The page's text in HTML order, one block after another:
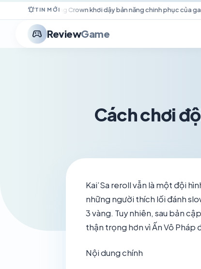
notifications_activeTIN MỚI
khơi dậy bản năng chinh phục của game thủ mê cày cuốc
stadia_controller ReviewGame
Cách chơi
Kai’Sa reroll vẫn là một đội
những người thích lối đánh
3 vàng. Tuy nhiên, sau bản
thận trọng hơn vì Ấn Vô Pháp
Nội dung chính